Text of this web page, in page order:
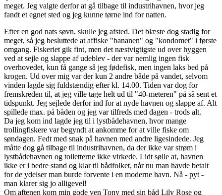
meget. Jeg valgte derfor at gå tilbage til industrihavnen, hvor jeg
fandt et egnet sted og jeg kunne tørne ind for natten.
Efter en god nats søvn, skulle jeg afsted. Det blæste dog stadig for
meget, så jeg besluttede at affiske "bananen" og "kondomet" i første
omgang. Fiskeriet gik fint, men det næstvigtigste ud over hyggen
ved at sejle og slappe af udeblev - der var nemlig ingen fisk
overhovedet, kun få gange så jeg fødefisk, men ingen laks bed på
krogen. Ud over mig var der kun 2 andre både på vandet, selvom
vinden lagde sig fuldstændig efter kl. 14.00. Tiden var dog for
fremskreden til, at jeg ville tage helt ud til "40-meteren" på så sent et
tidspunkt. Jeg sejlede derfor ind for at nyde havnen og slappe af. Alt
spillede max. på båden og jeg var tilfreds med dagen - trods alt.
Da jeg kom ind lagde jeg til i lystbådehavnen, hvor mange
trollingfiskere var begyndt at ankomme for at ville fiske om
søndagen. Fedt med snak på havnen med andre ligesindede. Jeg
måtte dog gå tilbage til industrihavnen, da der ikke var strøm i
lystbådehavnen og toiletterne ikke virkede. Lidt sølle at, havnen
ikke er i bedre stand og klar til bådfolket, når nu man havde betalt
for de ydelser man burde forvente i en moderne havn. Nå - pyt -
man klarer sig jo alligevel!
Om aftenen kom min gode ven Tony med sin båd Lily Rose og